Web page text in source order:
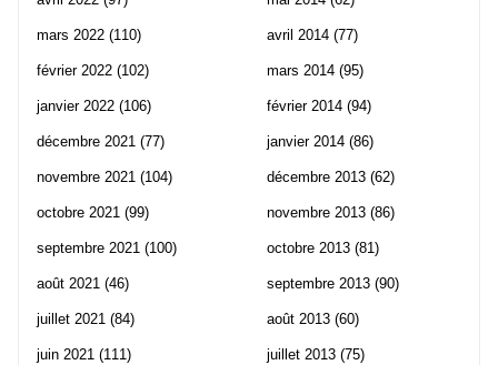
mars 2022 (110)
février 2022 (102)
janvier 2022 (106)
décembre 2021 (77)
novembre 2021 (104)
octobre 2021 (99)
septembre 2021 (100)
août 2021 (46)
juillet 2021 (84)
juin 2021 (111)
avril 2014 (77)
mars 2014 (95)
février 2014 (94)
janvier 2014 (86)
décembre 2013 (62)
novembre 2013 (86)
octobre 2013 (81)
septembre 2013 (90)
août 2013 (60)
juillet 2013 (75)